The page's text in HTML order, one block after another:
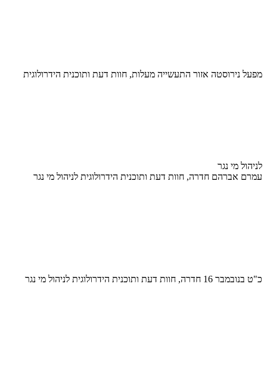
מפעל נירוסטה אזור התעשייה מעלות, חוות דעת ותוכנית הידרולוגית
לניהול מי נגר
עמרם אברהם חדרה, חוות דעת ותוכנית הידרולוגית לניהול מי נגר
כ"ט בנובמבר 16 חדרה, חוות דעת ותוכנית הידרולוגית לניהול מי נגר